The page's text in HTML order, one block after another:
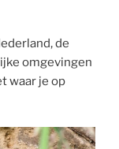
de
omgevingen
waar je op